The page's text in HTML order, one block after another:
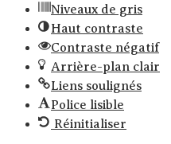
Niveaux de gris
Haut contraste
Contraste négatif
Arrière-plan clair
Liens soulignés
Police lisible
Réinitialiser